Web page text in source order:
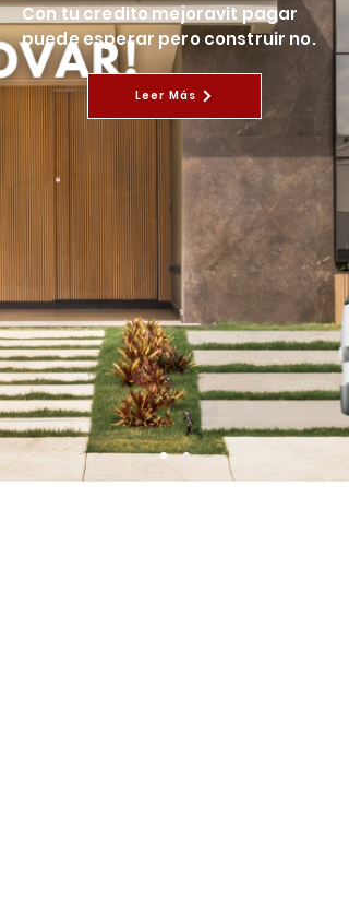
Con tu credito mejoravit pagar
puede esperar pero construir no.
Leer Más